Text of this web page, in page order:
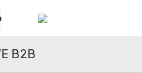
B2B